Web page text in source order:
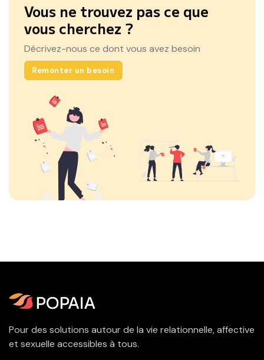
Vous ne trouvez pas ce que
vous cherchez ?
Décrivez-nous ce dont vous avez besoin
Remonter un besoin
Pour des solutions autour de la vie relationnelle, affective
et sexuelle accessibles à tous.